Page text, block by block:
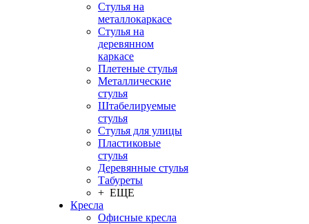
Стулья на
металлокаркасе
Стулья на
деревянном
каркасе
Плетеные стулья
Металлические
стулья
Штабелируемые
стулья
Стулья для улицы
Пластиковые
стулья
Деревянные стулья
Табуреты
+ ЕЩЕ
Кресла
Офисные кресла